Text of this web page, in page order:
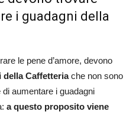
i guadagni della
le pene d’amore, devono
della Caffetteriache non sono
aumentare i guadagni
a questo proposito viene